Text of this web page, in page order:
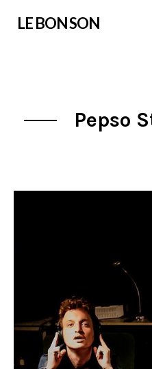
LE BON SON
Pepso